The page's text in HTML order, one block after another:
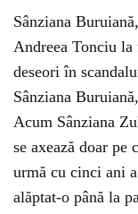
Sânziana
Andreea Tonciu la
deseori în
Sânziana
Acum Sânziana
se axează doar pe
urmă cu cinci ani
alăptat-o până la